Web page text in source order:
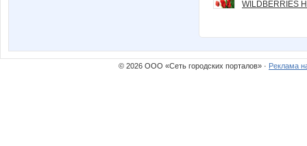
© 2026 ООО «Сеть городских порталов» · Реклама